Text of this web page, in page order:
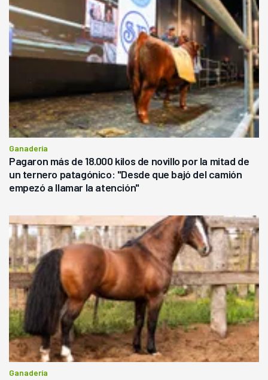
Ganadería
Pagaron más de 18.000 kilos de novillo por la mitad de
un ternero patagónico: "Desde que bajó del camión
empezó a llamar la atención"
Ganadería